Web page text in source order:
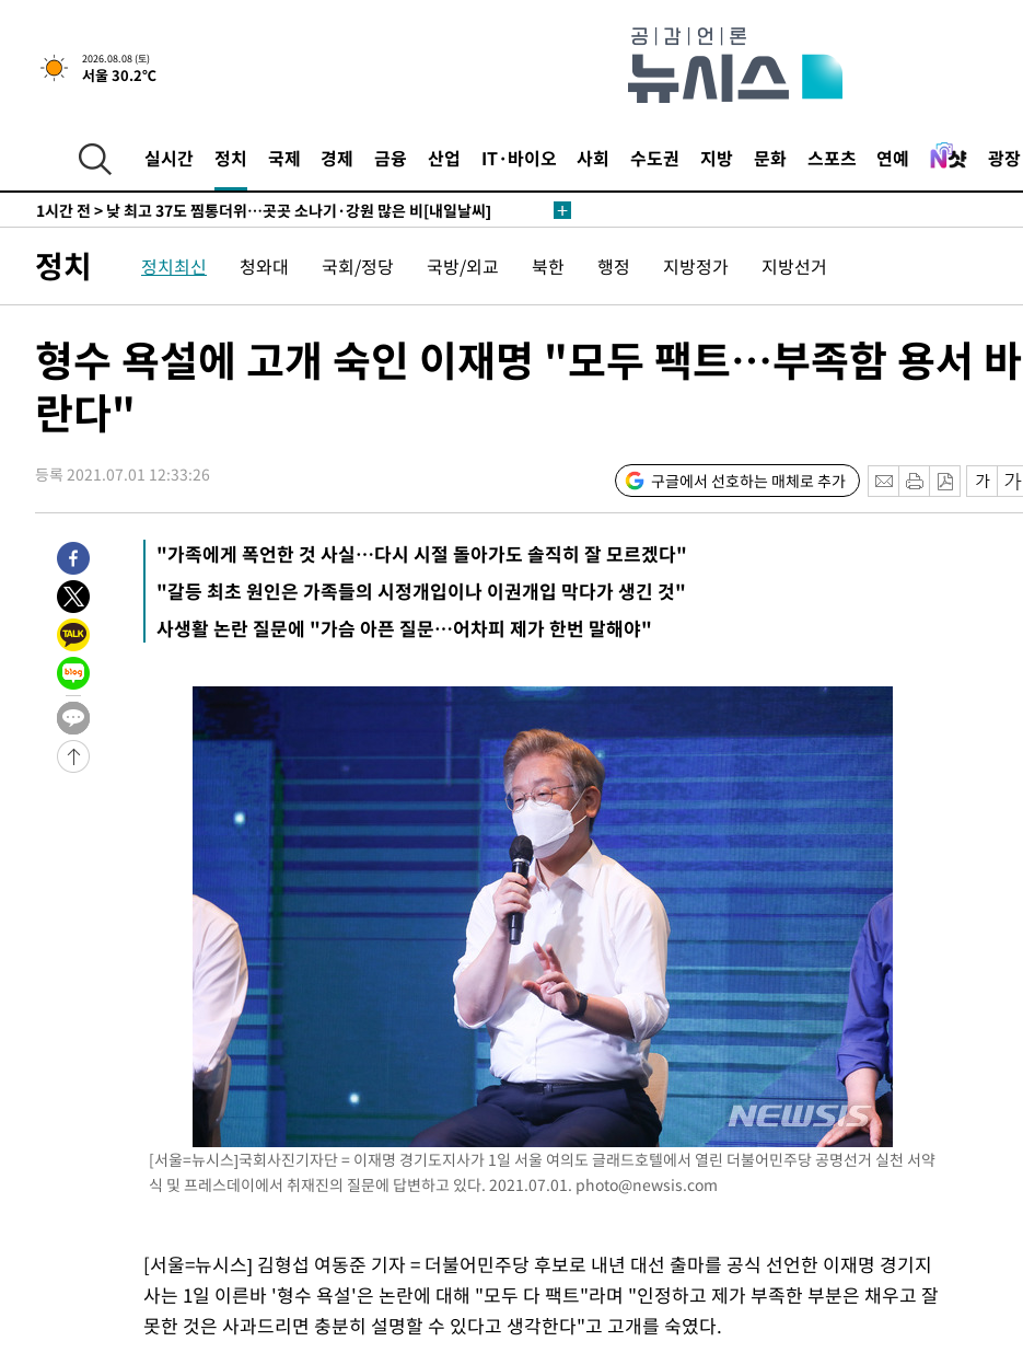
2026.08.08 (토)
서울 30.2℃
실시간 정치 국제 경제 금융 산업 IT·바이오 사회 수도권 지방 문화 스포츠 연예 광장
↓-4892초 전 >[속보]이 대통령 "부동산 공급 기존 사고방식 매달리지 말고 과감히
실천"
-3977초 전 >이란, "오만과 '중앙 단일 루트' 합의…북쪽 인바운드·남쪽 아웃바운
1시간 전 >[속보]이 대통령, '호우피해' 안동·의성 관할 4개 면 특별재난지역 선포
[단독]중수청 지원 검사들, 정원 초과 시 낮은 계급 임용…희망지 못 갈
수도
1시간 전 > 낮 최고 37도 찜통더위…곳곳 소나기·강원 많은 비[내일날씨]
3시간 전 >
여자배구 이재영·이다영 자매, 아제르바이잔 투란VC 입단
3시간 전 >외국인 심판 성 접대 7경기 들여다보니…한국 축구 '5승 2무'
3시간 전 >[속보]코스피, 6200선 약보합…0.60% 내린 6258.77에 마쳐
3시간 전 >[속보]원·달러 환율, 7.7원 내린 1416.1원 마감
3시간 전 >
4시간 전 >외신들도 주목한 韓축구 파문…"국민적 공분에 수사 재개"
4시간 전 >11시간 압수수색에 성접대 파문까지…'쑥대밭' 된 축구협회
4시간 전 >
[속보]규제합리화위원회 부위원장에 김태유 서울대 공대 교수…이병태
후임
-12462초 전 >
이강인, 폭염 속 AT마드리드 첫 훈련…80명 식사 대접까지(종합)
-9601초 전 >
향수정 (2보)
-9049초 전 >
[속보] 미 사업체, 일자리 7월에 2.3만 개 줄어…실업률은 4.1%로
-4912초 전 >
실천"
-3997초 전 >
이란, "오만과 '중앙 단일 루트' 합의…북쪽 인바운드·남쪽 아웃바운
드는 임시"
1시간 전 >
"낮 기온 소폭 하락"…수도권 폭염중대경보, 폭염경보로 하향
1시간 전 >
[속보]이 대통령, '호우피해' 안동·의성 관할 4개 면 특별재난지역 선포
[단독]중수청 지원 검사들, 정원 초과 시 낮은 계급 임용…희망지 못 갈
낮 최고 37도 찜통더위…곳곳 소나기·강원 많은 비[내일날씨]
SK하이닉스, 용인·청주 팹에 54조 투자…"AI 메모리 수요 선제 대응"
여자배구 이재영·이다영 자매, 아제르바이잔 투란VC 입단
외국인 심판 성 접대 7경기 들여다보니…한국 축구 '5승 2무'
[속보]코스닥, 2.86포인트(0.36%) 내린 798.81마감
[속보]코스피, 6200선 약보합…0.60% 내린 6258.77에 마쳐
[속보]원·달러 환율, 7.7원 내린 1416.1원 마감
[속보] 노원서 40.1도 관측…서울, 2018년 이후 첫 40도
[속보]종합특검, '계엄 수용공간 확보' 신용해 前교정본부장 기소
외신들도 주목한 韓축구 파문…"국민적 공분에 수사 재개"
11시간 압수수색에 성접대 파문까지…'쑥대밭' 된 축구협회
[속보]규제합리화위원회 부위원장에 김태유 서울대 공대 교수…이병태
정치 정치최신 청와대 국회/정당 국방/외교 북한 행정 지방정가 지방선거
형수 욕설에 고개 숙인 이재명 "모두 팩트…부족함 용서 바
란다"
등록 2021.07.01 12:33:26 구글에서 선호하는 매체로 추가
"가족에게 폭언한 것 사실…다시 시절 돌아가도 솔직히 잘 모르겠다"
"갈등 최초 원인은 가족들의 시정개입이나 이권개입 막다가 생긴 것"
사생활 논란 질문에 "가슴 아픈 질문…어차피 제가 한번 말해야"
[서울=뉴시스]국회사진기자단 = 이재명 경기도지사가 1일 서울 여의도 글래드호텔에서 열린 더불어민주당 공명선거 실천 서약
식 및 프레스데이에서 취재진의 질문에 답변하고 있다. 2021.07.01. photo@newsis.com
[서울=뉴시스] 김형섭 여동준 기자 = 더불어민주당 후보로 내년 대선 출마를 공식 선언한 이재명 경기지
사는 1일 이른바 '형수 욕설'은 논란에 대해 "모두 다 팩트"라며 "인정하고 제가 부족한 부분은 채우고 잘
못한 것은 사과드리면 충분히 설명할 수 있다고 생각한다"고 고개를 숙였다.